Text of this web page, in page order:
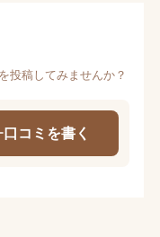
投稿してみませんか？
口コミを書く